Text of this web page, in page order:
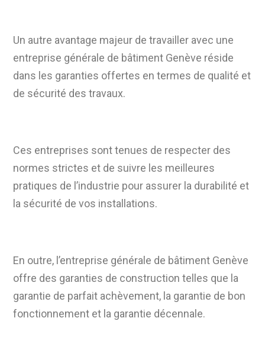
Un autre avantage majeur de travailler avec une
entreprise générale de bâtiment Genève réside
dans les garanties offertes en termes de qualité et
de sécurité des travaux.
Ces entreprises sont tenues de respecter des
normes strictes et de suivre les meilleures
pratiques de l’industrie pour assurer la durabilité et
la sécurité de vos installations.
En outre, l’entreprise générale de bâtiment Genève
offre des garanties de construction telles que la
garantie de parfait achèvement, la garantie de bon
fonctionnement et la garantie décennale.